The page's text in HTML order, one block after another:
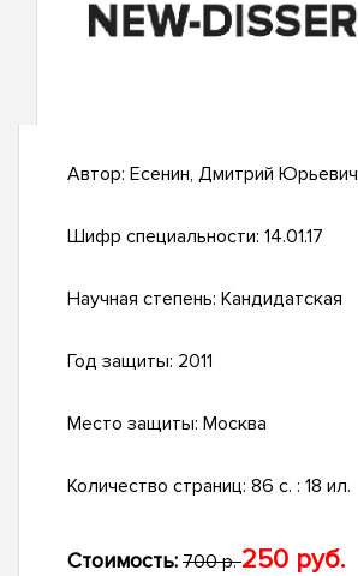
Автор: Есенин, Дмитрий Юрьевич
Шифр специальности: 14.01.17
Научная степень: Кандидатская
Год защиты: 2011
Место защиты: Москва
Количество страниц: 86 с. : 18 ил.
Стоимость: 700 р.250 руб.